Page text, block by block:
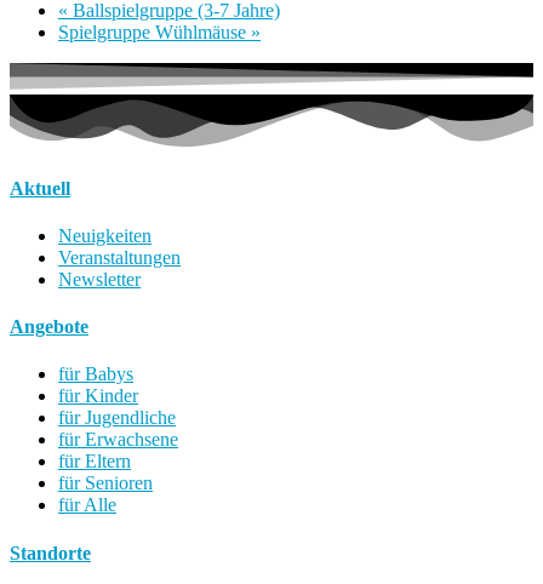
« Ballspielgruppe (3-7 Jahre)
Spielgruppe Wühlmäuse »
Aktuell
Neuigkeiten
Veranstaltungen
Newsletter
Angebote
für Babys
für Kinder
für Jugendliche
für Erwachsene
für Eltern
für Senioren
für Alle
Standorte